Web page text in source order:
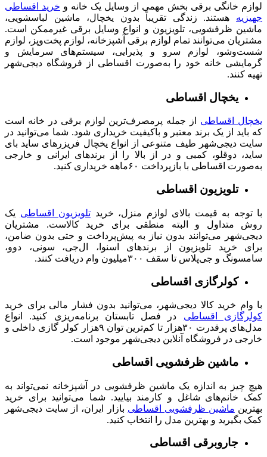
لوازم خانگی برقی بخش مهمی از وسایل یک خانه و خرید اقساطی
جهیزیه
هستند. زندگی تقریباً بدون یخچال، ماشین لباسشویی،
ماشین ظرفشویی، تلویزیون و انواع وسایل برقی غیرممکن است.
مشتریان می‌توانند تمام لوازم برقی آشپزخانه، لوازم پخت‌وپز، لوازم
شست‌وشو، لوازم سرو و پذیرایی، سیستم‌های سرمایش و
گرمایشی خانه خود را به‌صورت اقساطی از فروشگاه دیجی‌شهر
تهیه کنند.
یخچال اقساطی
یخچال اقساطی
از جمله پرمصرف‌ترین لوازم برقی در خانه است
که باید از یک برند معتبر و باکیفیت خریداری شود. شما می‌توانید در
سایت دیجی‌شهر طیف متنوعی از انواع یخچال‌ فریزرهای ساید بای
ساید، دوقلو، کمبی و در از بالا را از برندهای ایرانی و خارجی
به‌صورت اقساطی با بازپرداخت ۶۰ماهه خریداری کنید.
تلویزیون اقساطی
با توجه به قیمت بالای لوازم منزل، خرید تلویزیون اقساطی یک
روش متداول و البته منطقی برای خرید کالاست. مشتریان
دیجی‌شهر می‌توانند بدون نیاز به پیش‌پرداخت و حتی بدون ضامن،
برای خرید تلویزیون از برندهای اسنوا، ال‌جی، سونی، دوو،
سامسونگ و جی‌پلاس تا سقف ۳۰۰میلیون وام دریافت کنند.
کولرگازی اقساطی
با وام خرید کالا دیجی‌شهر، می‌توانید بدون فشار مالی برای خرید
کولرگازی اقساطی
در فصل تابستان برنامه‌ریزی کنید. انواع
مدل‌های پرقدرت ۳۰هزار تا کم‌ترین توان ۹هزار کولر گازی داخلی و
خارجی در فروشگاه آنلاین دیجی‌شهر موجود است.
ماشین ظرفشویی اقساطی
هیچ چیز به اندازه یک ماشین ظرفشویی در آشپزخانه نمی‌تواند به
کمک خانم‌های شاغل و کارمند بیایید. شما می‌توانید برای خرید
بهترین ماشین ظرفشویی اقساطی بازار ایران، از سایت دیجی‌شهر
کمک بگیرید و بهترین مدل را انتخاب کنید.
جاروبرقی اقساطی